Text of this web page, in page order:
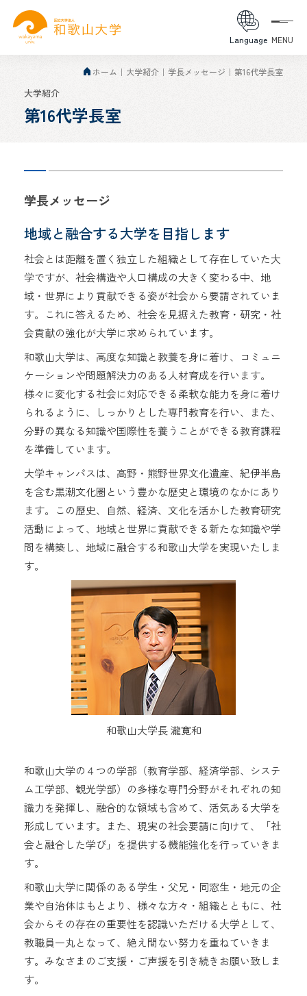
Language MENU
ホーム 大学紹介 学長メッセージ 第16代学長室
大学紹介
第16代学長室
学長メッセージ
地域と融合する大学を目指します
社会とは距離を置く独立した組織として存在していた大
学ですが、社会構造や人口構成の大きく変わる中、地
域・世界により貢献できる姿が社会から要請されていま
す。これに答えるため、社会を見据えた教育・研究・社
会貢献の強化が大学に求められています。
和歌山大学は、高度な知識と教養を身に着け、コミュニ
ケーションや問題解決力のある人材育成を行います。
様々に変化する社会に対応できる柔軟な能力を身に着け
られるように、しっかりとした専門教育を行い、また、
分野の異なる知識や国際性を養うことができる教育課程
を準備しています。
大学キャンパスは、高野・熊野世界文化遺産、紀伊半島
を含む黒潮文化圏という豊かな歴史と環境のなかにあり
ます。この歴史、自然、経済、文化を活かした教育研究
活動によって、地域と世界に貢献できる新たな知識や学
問を構築し、地域に融合する和歌山大学を実現いたしま
す。
和歌山大学長 瀧寛和
和歌山大学の４つの学部（教育学部、経済学部、システ
ム工学部、観光学部）の多様な専門分野がそれぞれの知
識力を発揮し、融合的な領域も含めて、活気ある大学を
形成しています。また、現実の社会要請に向けて、「社
会と融合した学び」を提供する機能強化を行っていきま
す。
和歌山大学に関係のある学生・父兄・同窓生・地元の企
業や自治体はもとより、様々な方々・組織とともに、社
会からその存在の重要性を認識いただける大学として、
教職員一丸となって、絶え間ない努力を重ねていきま
す。みなさまのご支援・ご声援を引き続きお願い致しま
す。